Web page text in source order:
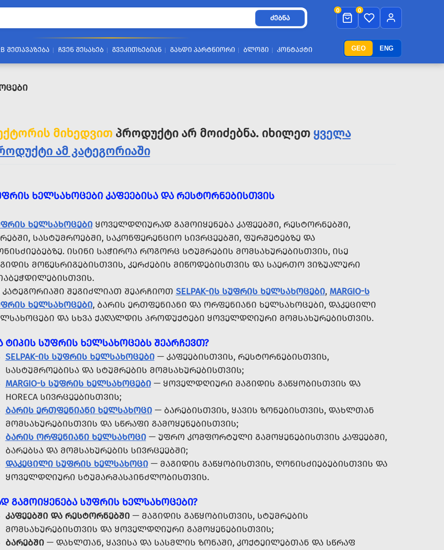
GEO ENG
ᲫᲔᲑᲜᲐ
0 0
ᲨᲔᲗᲐᲕᲐᲖᲔᲑᲐ ᲩᲕᲔᲜ ᲨᲔᲡᲐᲮᲔᲑ ᲒᲕᲔᲙᲘᲗᲮᲔᲑᲘᲐᲜ ᲒᲐᲮᲓᲘ ᲞᲐᲠᲢᲜᲘᲝᲠᲘ ᲑᲚᲝᲒᲘ ᲙᲝᲜᲢᲐᲥᲢᲘ
მიხედვითპროდუქტი არ მოიძებნა. იხილეთ ყველა
ამ კატეგორიაში
ᲮᲔᲚᲡᲐᲮᲝᲪᲔᲑᲘ ᲙᲐᲤᲔᲔᲑᲘᲡᲐ ᲓᲐ ᲠᲔᲡᲢᲝᲠᲜᲔᲑᲘᲡᲗᲕᲘᲡ
ᲮᲔᲚᲡᲐᲮᲝᲪᲔᲑᲘᲧᲝᲕᲔᲚᲓᲦᲘᲣᲠᲐᲓ ᲒᲐᲛᲝᲘᲧᲔᲜᲔᲑᲐ ᲙᲐᲤᲔᲔᲑᲨᲘ, ᲠᲔᲡᲢᲝᲠᲜᲔᲑᲨᲘ,
ᲡᲐᲡᲢᲣᲛᲠᲝᲔᲑᲨᲘ, ᲡᲐᲙᲝᲜᲤᲔᲠᲔᲜᲪᲘᲝ ᲡᲘᲕᲠᲪᲔᲔᲑᲨᲘ, ᲤᲣᲠᲨᲔᲢᲔᲑᲖᲔ ᲓᲐ
ᲘᲡᲘᲜᲘ ᲡᲐᲭᲘᲠᲝᲐ ᲠᲝᲒᲝᲠᲪ ᲡᲢᲣᲛᲠᲔᲑᲘᲡ ᲛᲝᲛᲡᲐᲮᲣᲠᲔᲑᲘᲡᲗᲕᲘᲡ, ᲘᲡᲔ
ᲛᲝᲬᲔᲡᲠᲘᲒᲔᲑᲘᲡᲗᲕᲘᲡ, ᲙᲔᲠᲫᲔᲑᲘᲡ ᲛᲘᲬᲝᲓᲔᲑᲘᲡᲗᲕᲘᲡ ᲓᲐ ᲡᲐᲔᲠᲗᲝ ᲕᲘᲖᲣᲐᲚᲣᲠᲘ
ᲙᲐᲢᲔᲒᲝᲠᲘᲐᲨᲘ ᲨᲔᲒᲘᲫᲚᲘᲐᲗ ᲨᲔᲐᲠᲩᲘᲝᲗ SELPAK-ᲘᲡ ᲡᲣᲤᲠᲘᲡ ᲮᲔᲚᲡᲐᲮᲝᲪᲔᲑᲘ, MARGIO-Ს
ᲮᲔᲚᲡᲐᲮᲝᲪᲔᲑᲘ, ᲑᲐᲠᲘᲡ ᲔᲠᲗᲤᲔᲜᲘᲐᲜᲘ ᲓᲐ ᲝᲠᲤᲔᲜᲘᲐᲜᲘ ᲮᲔᲚᲡᲐᲮᲝᲪᲔᲑᲘ, ᲓᲐᲙᲔᲪᲘᲚᲘ
ᲓᲐ ᲡᲮᲕᲐ ᲥᲐᲦᲐᲚᲓᲘᲡ ᲞᲠᲝᲓᲣᲥᲢᲔᲑᲘ ᲧᲝᲕᲔᲚᲓᲦᲘᲣᲠᲘ ᲛᲝᲛᲡᲐᲮᲣᲠᲔᲑᲘᲡᲗᲕᲘᲡ.
ᲢᲘᲞᲘᲡ ᲡᲣᲤᲠᲘᲡ ᲮᲔᲚᲡᲐᲮᲝᲪᲔᲑᲡ ᲨᲔᲐᲠᲩᲔᲕᲗ?
SELPAK-ᲘᲡ ᲡᲣᲤᲠᲘᲡ ᲮᲔᲚᲡᲐᲮᲝᲪᲔᲑᲘ— ᲙᲐᲤᲔᲔᲑᲘᲡᲗᲕᲘᲡ, ᲠᲔᲡᲢᲝᲠᲜᲔᲑᲘᲡᲗᲕᲘᲡ,
ᲡᲐᲡᲢᲣᲛᲠᲝᲔᲑᲘᲡᲐ ᲓᲐ ᲡᲢᲣᲛᲠᲔᲑᲘᲡ ᲛᲝᲛᲡᲐᲮᲣᲠᲔᲑᲘᲡᲗᲕᲘᲡ;
MARGIO-Ს ᲡᲣᲤᲠᲘᲡ ᲮᲔᲚᲡᲐᲮᲝᲪᲔᲑᲘ— ᲧᲝᲕᲔᲚᲓᲦᲘᲣᲠᲘ ᲛᲐᲒᲘᲓᲘᲡ ᲒᲐᲬᲧᲝᲑᲘᲡᲗᲕᲘᲡ ᲓᲐ
HORECA ᲡᲘᲕᲠᲪᲔᲔᲑᲘᲡᲗᲕᲘᲡ;
ᲑᲐᲠᲘᲡ ᲔᲠᲗᲤᲔᲜᲘᲐᲜᲘ ᲮᲔᲚᲡᲐᲮᲝᲪᲘ— ᲑᲐᲠᲔᲑᲘᲡᲗᲕᲘᲡ, ᲧᲐᲕᲘᲡ ᲖᲝᲜᲔᲑᲘᲡᲗᲕᲘᲡ, ᲓᲐᲮᲚᲗᲐᲜ
ᲛᲝᲛᲡᲐᲮᲣᲠᲔᲑᲘᲡᲗᲕᲘᲡ ᲓᲐ ᲡᲬᲠᲐᲤᲘ ᲒᲐᲛᲝᲧᲔᲜᲔᲑᲘᲡᲗᲕᲘᲡ;
ᲑᲐᲠᲘᲡ ᲝᲠᲤᲔᲜᲘᲐᲜᲘ ᲮᲔᲚᲡᲐᲮᲝᲪᲘ— ᲣᲤᲠᲝ ᲙᲝᲛᲤᲝᲠᲢᲣᲚᲘ ᲒᲐᲛᲝᲧᲔᲜᲔᲑᲘᲡᲗᲕᲘᲡ ᲙᲐᲤᲔᲔᲑᲨᲘ,
ᲑᲐᲠᲔᲑᲡᲐ ᲓᲐ ᲛᲝᲛᲡᲐᲮᲣᲠᲔᲑᲘᲡ ᲡᲘᲕᲠᲪᲔᲔᲑᲨᲘ;
ᲓᲐᲙᲔᲪᲘᲚᲘ ᲡᲣᲤᲠᲘᲡ ᲮᲔᲚᲡᲐᲮᲝᲪᲘ— ᲛᲐᲒᲘᲓᲘᲡ ᲒᲐᲬᲧᲝᲑᲘᲡᲗᲕᲘᲡ, ᲦᲝᲜᲘᲡᲫᲘᲔᲑᲔᲑᲘᲡᲗᲕᲘᲡ ᲓᲐ
ᲧᲝᲕᲔᲚᲓᲦᲘᲣᲠᲘ ᲡᲢᲣᲛᲐᲠᲛᲐᲡᲞᲘᲜᲫᲚᲝᲑᲘᲡᲗᲕᲘᲡ.
ᲒᲐᲛᲝᲘᲧᲔᲜᲔᲑᲐ ᲡᲣᲤᲠᲘᲡ ᲮᲔᲚᲡᲐᲮᲝᲪᲔᲑᲘ?
ᲙᲐᲤᲔᲔᲑᲨᲘ ᲓᲐ ᲠᲔᲡᲢᲝᲠᲜᲔᲑᲨᲘ— ᲛᲐᲒᲘᲓᲘᲡ ᲒᲐᲬᲧᲝᲑᲘᲡᲗᲕᲘᲡ, ᲡᲢᲣᲛᲠᲔᲑᲘᲡ
ᲛᲝᲛᲡᲐᲮᲣᲠᲔᲑᲘᲡᲗᲕᲘᲡ ᲓᲐ ᲧᲝᲕᲔᲚᲓᲦᲘᲣᲠᲘ ᲒᲐᲛᲝᲧᲔᲜᲔᲑᲘᲡᲗᲕᲘᲡ;
ᲑᲐᲠᲔᲑᲨᲘ— ᲓᲐᲮᲚᲗᲐᲜ, ᲧᲐᲕᲘᲡᲐ ᲓᲐ ᲡᲐᲡᲛᲚᲘᲡ ᲖᲝᲜᲐᲨᲘ, ᲙᲝᲥᲢᲔᲘᲚᲔᲑᲗᲐᲜ ᲓᲐ ᲡᲬᲠᲐᲤ